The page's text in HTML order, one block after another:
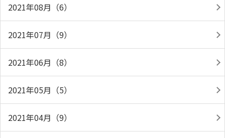
2021年08月（6）
2021年07月（9）
2021年06月（8）
2021年05月（5）
2021年04月（9）